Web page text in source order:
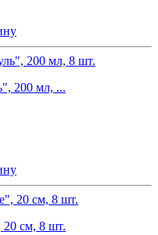
200 мл, ...
20 см, 8 шт.